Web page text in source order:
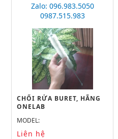
Zalo: 096.983.5050
0987.515.983
CHỔI RỬA BURET, HÃNG
ONELAB
MODEL:
Liên hệ